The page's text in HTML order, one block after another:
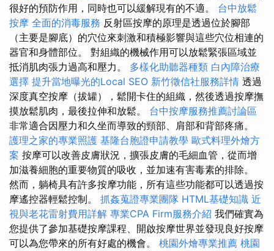
很好的預防作用，同時也可以緩解現有的不適。 台中放鬆
按摩 全面的消毒服務 反射區按摩的原理是透過位於腳部
（主要是腳底）的穴位來刺激和積極影響與這些穴位相連的
器官和身體部位。 對組織的機械作用可以放鬆緊張區域並
抵消肌肉張力過高和壓力。 多樣化助聽器種類 白內障治療
選擇 提升當地曝光的Local SEO 新竹徵信社服務詳情 透過
深度真空按摩（拔罐），鬆開卡住的組織，然後透過按摩撫
摸放鬆肌肉，最後拉伸和放鬆。 台中按摩服務推薦討論區
非常適合因壓力和久坐而導致的頸部、肩部和背部疼痛。
護理之家的專業照護 基隆台胞證申請教學 歐式料理外燴方
案 按摩可以改善皮膚狀況，擴張皮膚的毛細血管，從而增
加滋養細胞的重要物質的吸收，並加速有害毒素的排除。
然而，躺椅具有許多按摩功能，所有這些功能都可以透過按
摩遙控器輕鬆控制。 抓姦蒐證專業團隊 HTML基礎知識 近
視與老花雷射費用詳解 專業CPA Firm服務介紹 我們確實為
您提供了參加基礎按摩課程、開啟按摩世界並發現良好按摩
可以為您帶來的所有好處的機會。 桃園外燴專業推薦 桃園